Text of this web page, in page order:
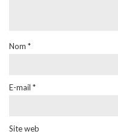
Nom *
E-mail *
Site web